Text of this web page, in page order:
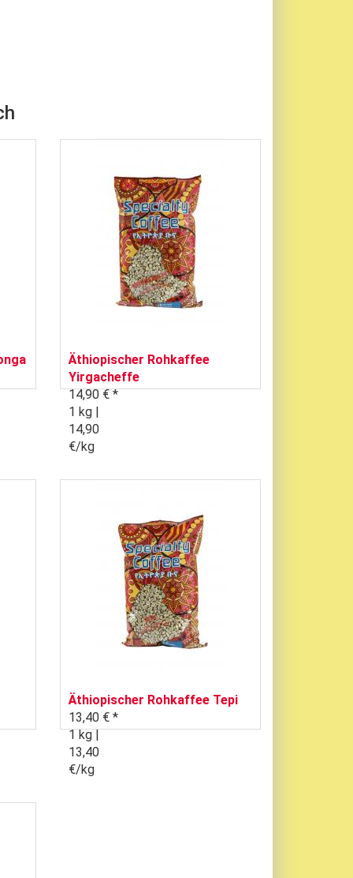
Äthiopischer Rohkaffee
Yirgacheffe
14,90 € *
1 kg |
14,90
€/kg
Äthiopischer Rohkaffee Tepi
13,40 € *
1 kg |
13,40
€/kg